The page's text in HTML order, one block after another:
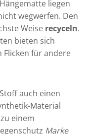
liegen
wegwerfen. Den
Weise recyceln.
bieten sich
Flicken für andere
auch einen
Material
einem
Marke